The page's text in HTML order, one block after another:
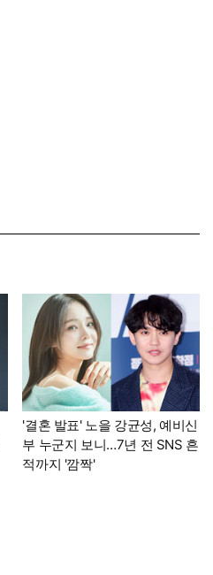
'결혼 발표' 노을 강균성, 예비신
부 누군지 보니…7년 전 SNS 흔
적까지 '깜짝'